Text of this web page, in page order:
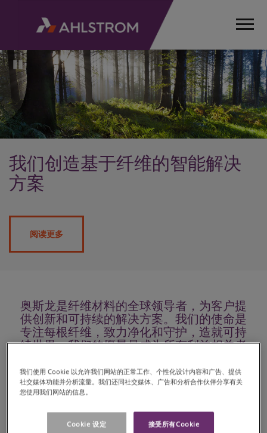
Pause
我们创造基于纤维的智能解决
方案
阅读更多
奥斯龙是纤维材料的全球领导者，为客户提
供创新和可持续的解决方案。我们的使命是
专注每根纤维，致力净化和守护，造就可持
续世界。我们的愿景是成为所有利益相关者
我们使用 Cookie 以允许我们网站的正常工作、个性化设计内容和广告、提供
社交媒体功能并分析流量。我们还同社交媒体、广告和分析合作伙伴分享有关
您使用我们网站的信息。
接受所有Cookie
Cookie 设定